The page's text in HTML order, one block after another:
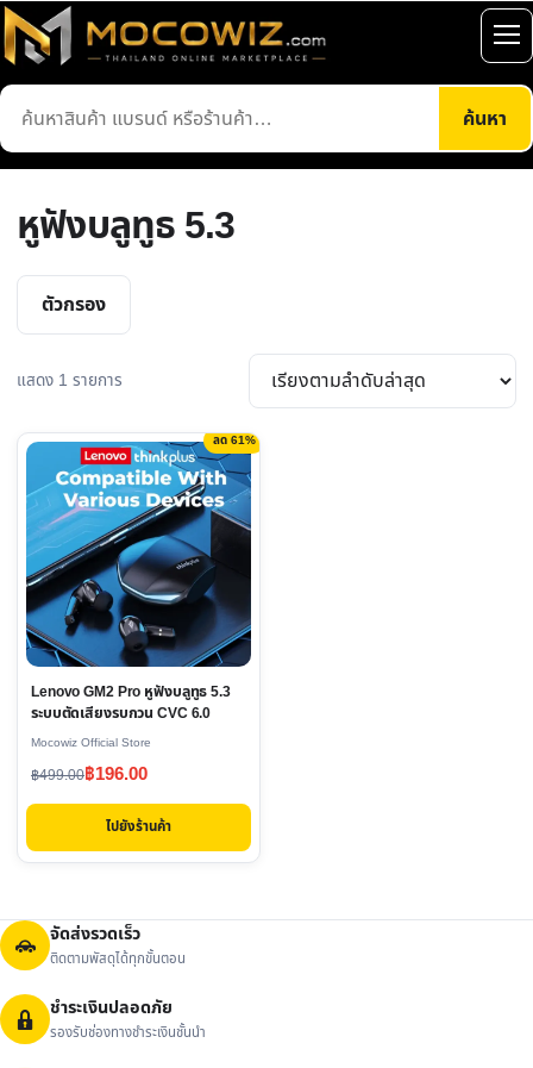
ข้าม
ไป
เนื้อหา
ค้นหา
สินค้า
ค้นหา
เปิ
เม
หูฟังบลูทูธ 5.3
ตัวกรอง
แสดง 1 รายการ
ลด 61%
Lenovo GM2 Pro หูฟังบลูทูธ 5.3
ระบบตัดเสียงรบกวน CVC 6.0
Mocowiz Official Store
฿499.00
Original
price
฿499.00.
฿196.00
Current
price
฿196.00.
ไปยังร้านค้า
จัดส่งรวดเร็ว
ติดตามพัสดุได้ทุกขั้นตอน
ชำระเงินปลอดภัย
รองรับช่องทางชำระเงินชั้นนำ